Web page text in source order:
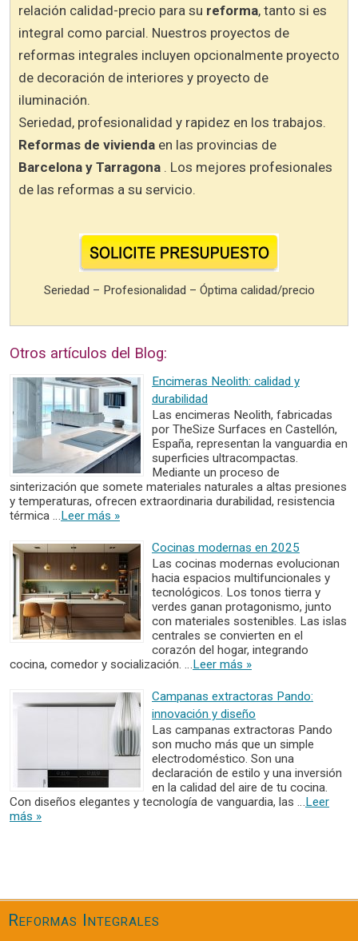
relación calidad-precio para su reforma, tanto si es
integral como parcial. Nuestros proyectos de
reformas integrales incluyen opcionalmente proyecto
de decoración de interiores y proyecto de
iluminación.
Seriedad, profesionalidad y rapidez en los trabajos.
Reformas de vivienda en las provincias de
Barcelona y Tarragona . Los mejores profesionales
de las reformas a su servicio.
Seriedad – Profesionalidad – Óptima calidad/precio
Otros artículos del Blog:
Encimeras Neolith: calidad y
durabilidad
Las encimeras Neolith, fabricadas
por TheSize Surfaces en Castellón,
España, representan la vanguardia en
superficies ultracompactas.
Mediante un proceso de
sinterización que somete materiales naturales a altas presiones
y temperaturas, ofrecen extraordinaria durabilidad, resistencia
térmica …Leer más »
Cocinas modernas en 2025
Las cocinas modernas evolucionan
hacia espacios multifuncionales y
tecnológicos. Los tonos tierra y
verdes ganan protagonismo, junto
con materiales sostenibles. Las islas
centrales se convierten en el
corazón del hogar, integrando
cocina, comedor y socialización. …Leer más »
Campanas extractoras Pando:
innovación y diseño
Las campanas extractoras Pando
son mucho más que un simple
electrodoméstico. Son una
declaración de estilo y una inversión
en la calidad del aire de tu cocina.
Con diseños elegantes y tecnología de vanguardia, las …Leer
más »
Reformas Integrales